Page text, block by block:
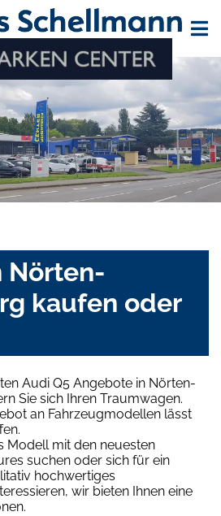
Nörten-
kaufen oder
Audi Q5 Angebote in Nörten-
Sie sich Ihren Traumwagen.
an Fahrzeugmodellen lässt
Modell mit den neuesten
suchen oder sich für ein
hochwertiges
wir bieten Ihnen eine